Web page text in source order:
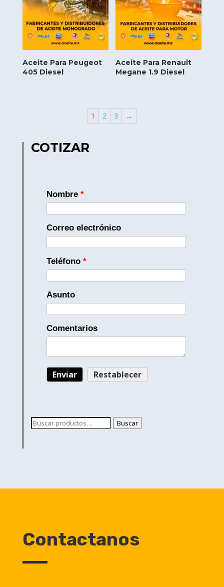
Aceite Para Peugeot
405 Diesel
Aceite Para Renault
Megane 1.9 Diesel
1 2 3 →
COTIZAR
Nombre *
Correo electrónico
Teléfono *
Asunto
Comentarios
Buscar
Buscar
Contactanos